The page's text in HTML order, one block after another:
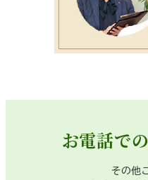
お電話で
その他